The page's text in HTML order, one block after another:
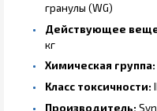
гранулы (WG)
Действующее
кг
Химическая группа:
Класс токсичности:
Производитель: